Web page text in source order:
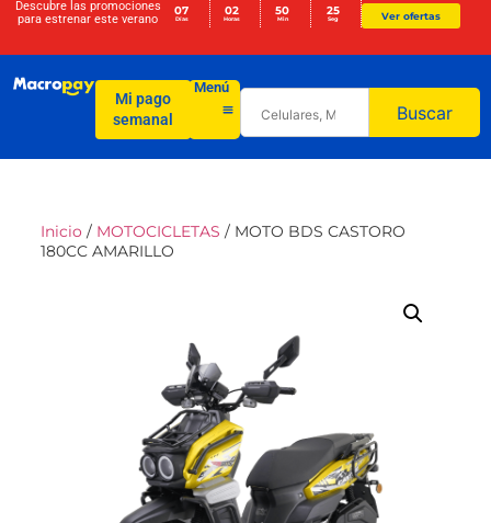
Descubre las promociones
para estrenar este verano
07
Días
02
Horas
50
Min
24
Seg Ver ofertas
Mi pago
semanal
Menú
Buscar
Inicio / MOTOCICLETAS / MOTO BDS CASTORO
180CC AMARILLO